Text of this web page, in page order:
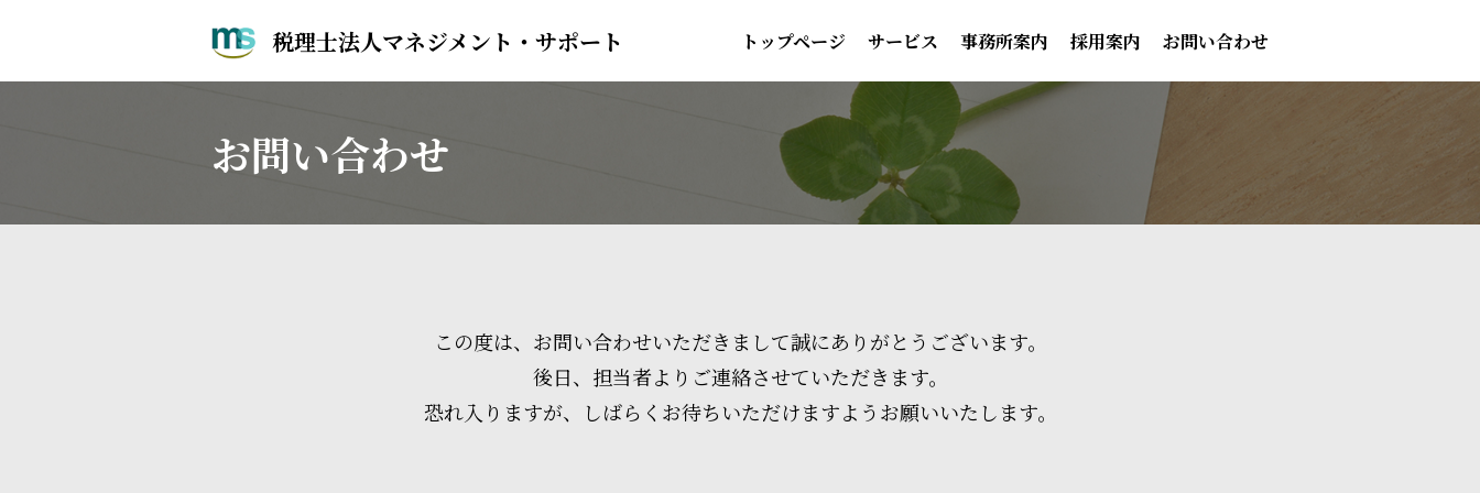
税理士法人マネジメント・サポート トップページ サービス 事務所案内 採用案内 お問い合わせ
お問い合わせ
この度は、お問い合わせいただきまして誠にありがとうございます。
後日、担当者よりご連絡させていただきます。
恐れ入りますが、しばらくお待ちいただけますようお願いいたします。